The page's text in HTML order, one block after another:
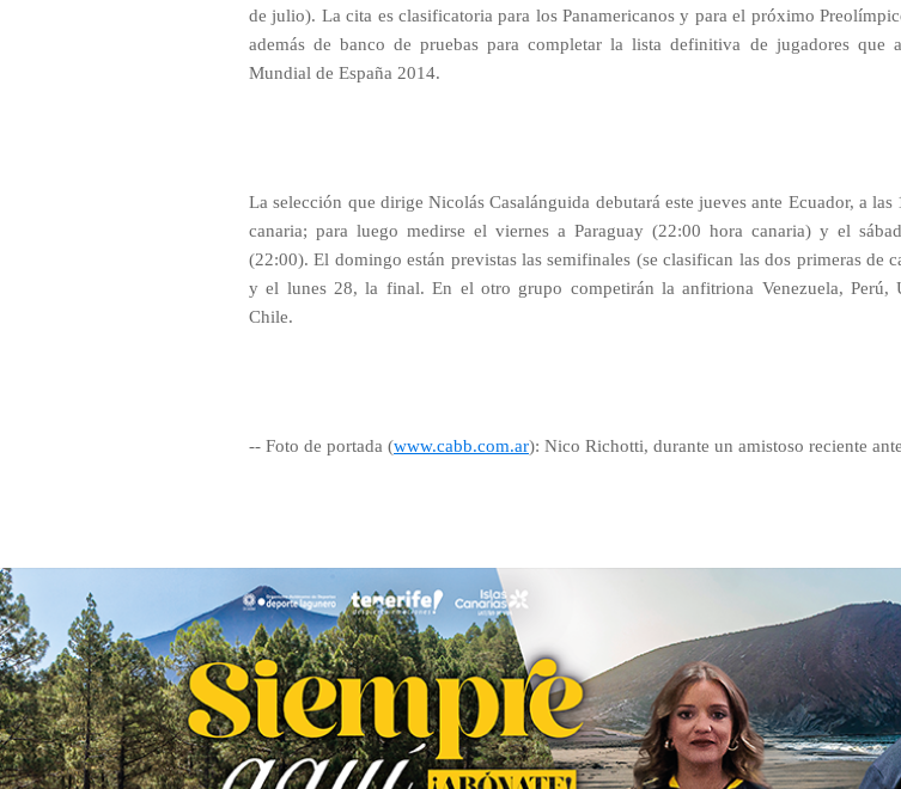
de julio). La cita es clasificatoria para los Panamericanos y para el próximo
además de banco de pruebas para completar la lista definitiva de jugadores que
Mundial de España 2014.
La selección que dirige Nicolás Casalánguida debutará este jueves ante Ecuador, a las
canaria; para luego medirse el viernes a Paraguay (22:00 hora canaria) y el
(22:00). El domingo están previstas las semifinales (se clasifican las dos primeras de
y el lunes 28, la final. En el otro grupo competirán la anfitriona Venezuela, Perú,
Chile.
-- Foto de portada (www.cabb.com.ar): Nico Richotti, durante un amistoso reciente